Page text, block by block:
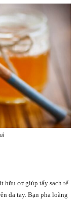
hữu cơ giúp tẩy sạch tế
da tay. Bạn pha loãng